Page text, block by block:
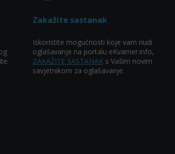
Zakažite sastanak
Iskoristite mogućnosti koje vam nudi
oglašavanje na portalu eKvarner.info,
ZAKAŽITE SASTANAK s Vašim novim
savjetnikom za oglašavanje.